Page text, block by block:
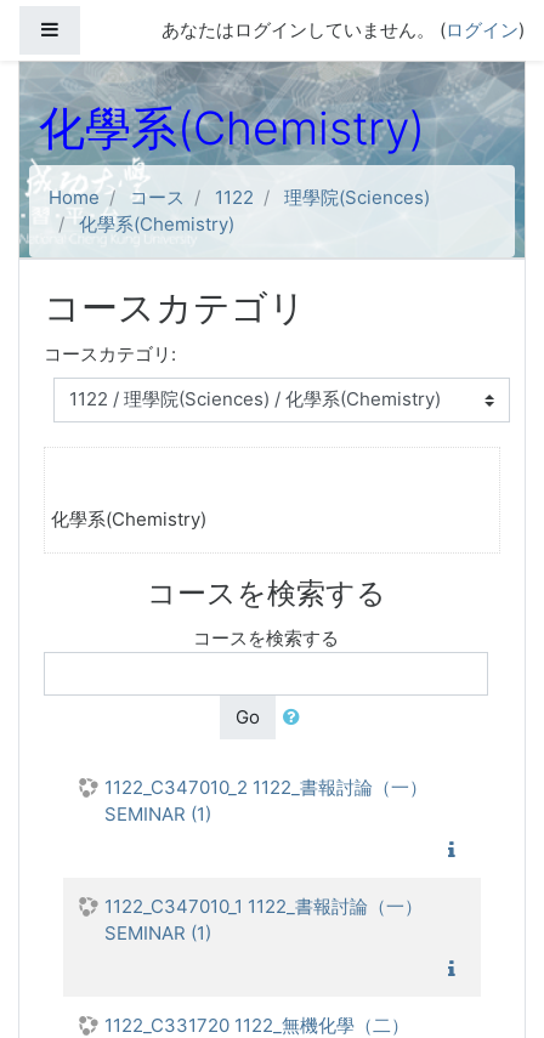
サイドパネルあなたはログインしていません。 (ログイン)
化學系(Chemistry)
Home コース 1122
理學院(Sciences)
化學系(Chemistry)
コースカテゴリ
コースカテゴリ:
化學系(Chemistry)
コースを検索する
コースを検索する
Go
1122_C347010_2 1122_書報討論（一）
SEMINAR (1)
1122_C347010_1 1122_書報討論（一）
SEMINAR (1)
1122_C331720 1122_無機化學（二）